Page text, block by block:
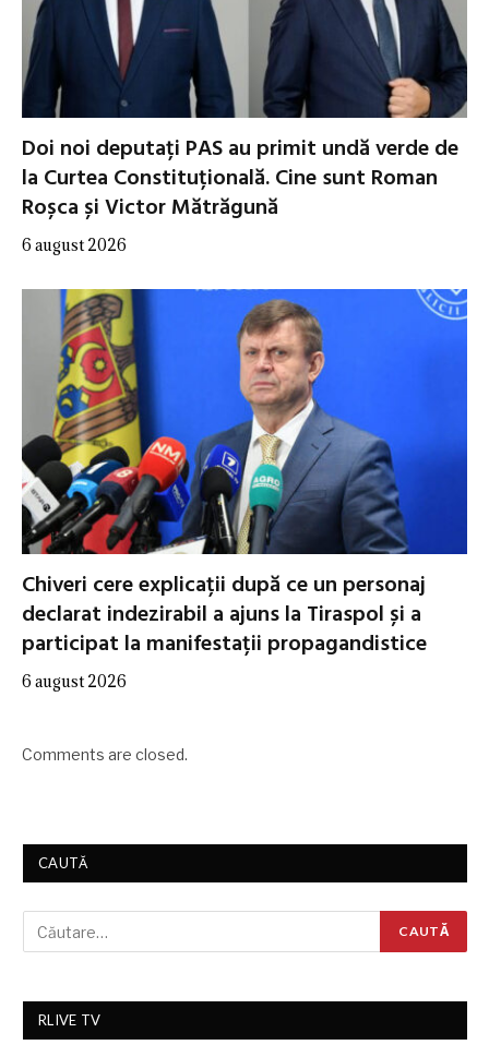
Doi noi deputați PAS au primit undă verde de
la Curtea Constituțională. Cine sunt Roman
Roșca și Victor Mătrăgună
6 august 2026
Chiveri cere explicații după ce un personaj
declarat indezirabil a ajuns la Tiraspol și a
participat la manifestații propagandistice
6 august 2026
Comments are closed.
CAUTĂ
RLIVE TV